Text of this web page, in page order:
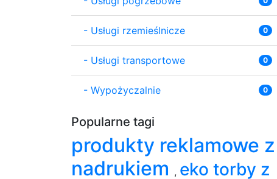
- Usługi rzemieślnicze 0
- Usługi transportowe 0
- Wypożyczalnie 0
Popularne tagi
produkty reklamowe z
nadrukiem , eko torby z